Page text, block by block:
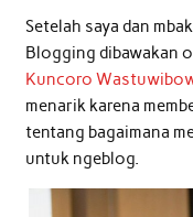
Setelah saya dan
Blogging dibawakan
Kuncoro
menarik karena
tentang bagaimana
untuk ngeblog.